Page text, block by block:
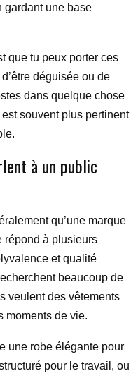
gardant une base
que tu peux porter ces
déguisée ou de
dans quelque chose
souvent plus pertinent
à un public
qu’une marque
répond à plusieurs
et qualité
beaucoup de
veulent des vêtements
moments de vie.
une robe élégante pour
pour le travail, ou